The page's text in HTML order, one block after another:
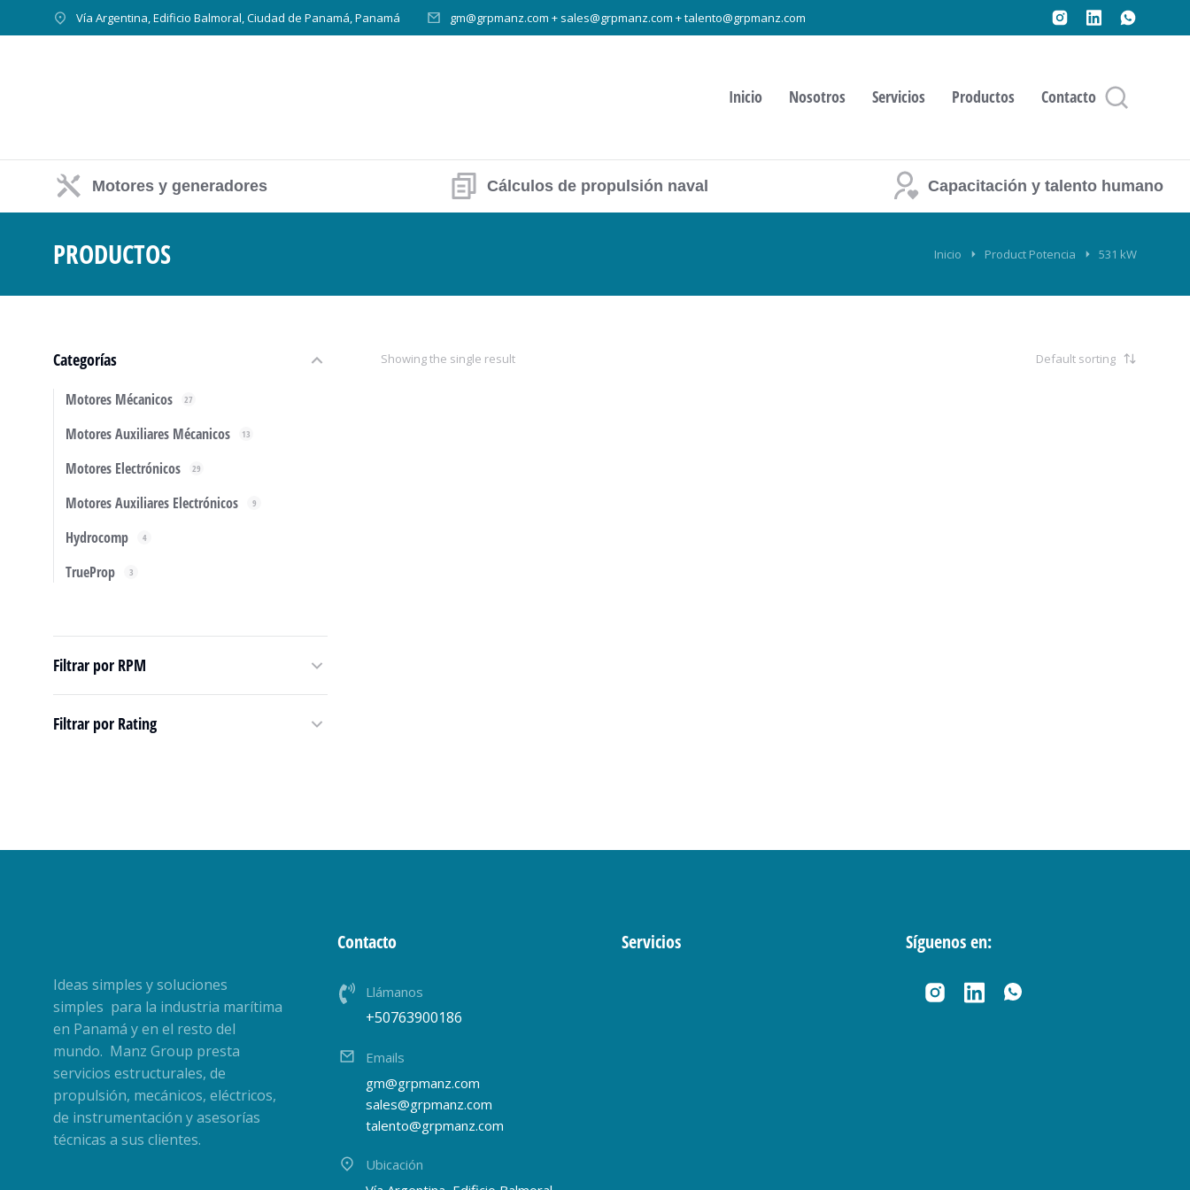
Vía Argentina, Edificio Balmoral, Ciudad de Panamá, Panamá gm@grpmanz.com + sales@grpmanz.com + talento@grpmanz.com
Inicio Nosotros Servicios Productos Contacto
Motores y generadores Cálculos de propulsión naval Capacitación y talento humano
PRODUCTOS Inicio Product Potencia 531 kW
Categorías
Motores Mécanicos 27
Motores Auxiliares Mécanicos 13
Motores Electrónicos 29
Motores Auxiliares Electrónicos 9
Hydrocomp 4
TrueProp 3
Filtrar por RPM
Filtrar por Rating
Showing the single result
Ideas simples y soluciones
simples para la industria marítima
en Panamá y en el resto del
mundo. Manz Group presta
servicios estructurales, de
propulsión, mecánicos, eléctricos,
de instrumentación y asesorías
técnicas a sus clientes.
Contacto
Llámanos
+50763900186
Emails
gm@grpmanz.com
sales@grpmanz.com
talento@grpmanz.com
Ubicación
Servicios Síguenos en: